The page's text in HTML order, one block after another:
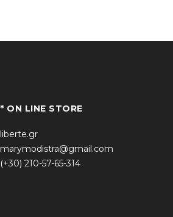
* ON LINE STORE
liberte.gr
marymodistra@gmail.com
(+30) 210-57-65-314